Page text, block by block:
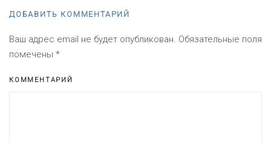
ДОБАВИТЬ КОММЕНТАРИЙ
Ваш адрес email не будет опубликован. Обязательные поля
помечены *
КОММЕНТАРИЙ